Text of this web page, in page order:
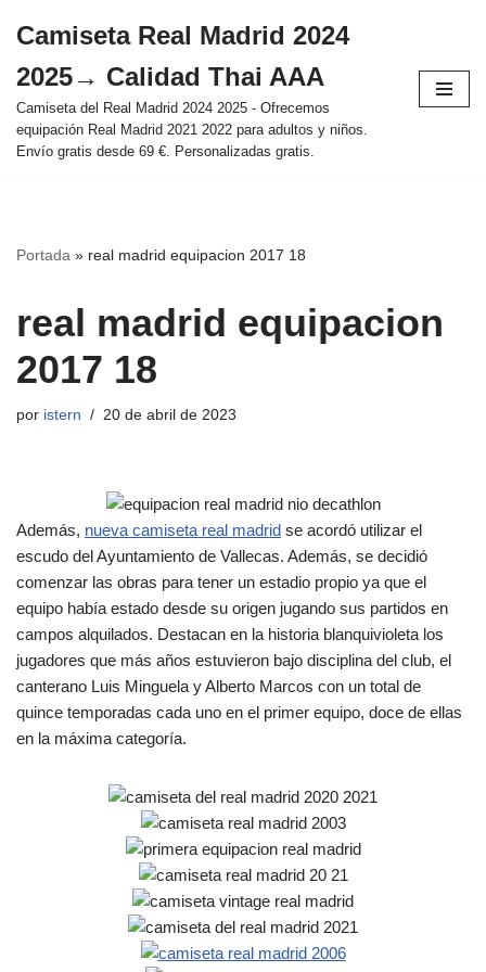
al
contenido
Camiseta Real Madrid 2024
2025→ Calidad Thai AAA
Camiseta del Real Madrid 2024 2025 - Ofrecemos
equipación Real Madrid 2021 2022 para adultos y niños.
Envío gratis desde 69 €. Personalizadas gratis.
Portada » real madrid equipacion 2017 18
real madrid equipacion
2017 18
por istern 20 de abril de 2023
Además, nueva camiseta real madrid se acordó utilizar el
escudo del Ayuntamiento de Vallecas. Además, se decidió
comenzar las obras para tener un estadio propio ya que el
equipo había estado desde su origen jugando sus partidos en
campos alquilados. Destacan en la historia blanquivioleta los
jugadores que más años estuvieron bajo disciplina del club, el
canterano Luis Minguela y Alberto Marcos con un total de
quince temporadas cada uno en el primer equipo, doce de ellas
en la máxima categoría.